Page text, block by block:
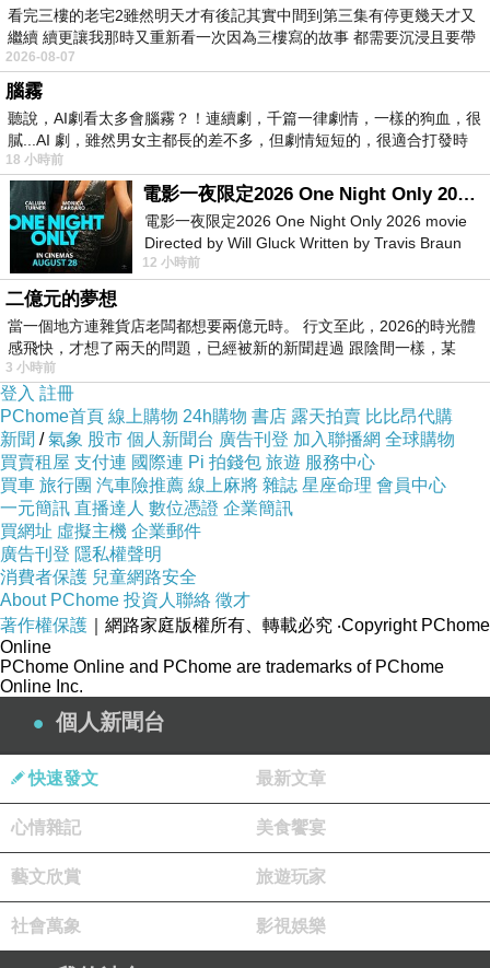
統治的區域）與化外（逃離體制的人們）；樂土
且有實相樂土、虛擬樂土，一如《駭客任務》
（Matrix）的真實世界和母體世界；而樂土之所
以是樂土，是由於其他地區大都遭受到汙染了，
鯨島以外則一概被樂土人稱為地球人，萬惡且落
後。
這樣的背景，自然是將臺灣定位極大化並末世嚴
酷化的設計，所以劉芷妤寫：「以琥珀的實際年
齡來說，她該是地球上經歷過最多次末日的人
了。」、「有時候光是活在這個世界上，就得要
被彎曲成某個樣子，才活得下去。」、「……─
直到她知道月明是在一種極度的絕望下奮力在地
獄業火裡為這座島上的人們撐出一片清涼
地……」、「他們得要把樂土看得比自己個人更
重要更優先，才會放棄自由夢想或者其他的什
麼，去迎合體制，讓自己長成樂土的形狀啊……
這是一種催眠，如果每個人都說這句話，一直
說，說到沒有人在乎這不合邏輯，那麼樂土就當
然在上，不是在下了……」
劉芷妤透過某些現實情勢的擴張，包含政治、性
別、社會等等面向，盡情闡述了關乎未來的憂鬱
與悲傷。於是，裡面一字一句都像是在叫喊著，
現在，現在，全部都是，尖叫的現在。
我幾乎第一時間就要想起愛特伍學生奈歐蜜．埃
德曼（
）的《電擊女孩》，描繪
著女性鎖骨間長出的絞軸能夠發出電力，於是發
動了性別革命，從此世界由「她們待在這狹窄之
地吶喊出聲，在一片黑暗之中得到了光。」電擊
超能力女性掌控。而這樣的未來烏托邦有變得更
看完三樓的老宅2雖然明天才有後記其實中間到第三集有停更幾天才又
繼續 續更讓我那時又重新看一次因為三樓寫的故事 都需要沉浸且要帶
有
2026-08-07
腦霧
聽說，AI劇看太多會腦霧？！連續劇，千篇一律劇情，一樣的狗血，很
膩...AI 劇，雖然男女主都長的差不多，但劇情短短的，很適合打發時
18 小時前
電影一夜限定2026 One Night Only 2026 movie
電影一夜限定2026 One Night Only 2026 movie
Directed by Will Gluck Written by Travis Braun
Starring Monica Barbaro
12 小時前
二億元的夢想
當一個地方連雜貨店老闆都想要兩億元時。 行文至此，2026的時光體
感飛快，才想了兩天的問題，已經被新的新聞趕過 跟陰間一樣，某
3 小時前
登入 註冊
PChome首頁 線上購物 24h購物 書店 露天拍賣 比比昂代購
新聞 /氣象 股市 個人新聞台 廣告刊登 加入聯播網 全球購物
買賣租屋 支付連 國際連 Pi 拍錢包 旅遊 服務中心
買車 旅行團 汽車險推薦 線上麻將 雜誌 星座命理 會員中心
一元簡訊 直播達人 數位憑證 企業簡訊
買網址 虛擬主機 企業郵件
廣告刊登 隱私權聲明
消費者保護 兒童網路安全
About PChome 投資人聯絡 徵才
著作權保護 ｜網路家庭版權所有、轉載必究 ‧Copyright PChome
Online
PChome Online and PChome are trademarks of PChome
Online Inc.
個人新聞台
快速發文 最新文章
心情雜記 美食饗宴
藝文欣賞 旅遊玩家
社會萬象 影視娛樂